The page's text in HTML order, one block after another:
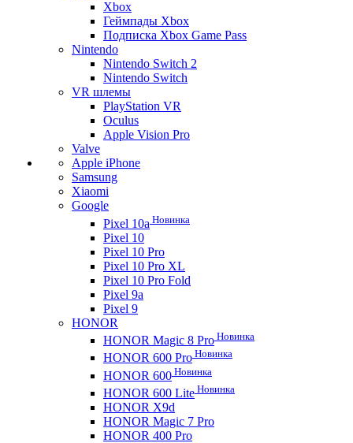
Xbox
Геймпады Xbox
Подписка Xbox Game Pass
Nintendo
Nintendo Switch 2
Nintendo Switch
VR шлемы
PlayStation VR
Oculus
Apple Vision Pro
Valve
Apple iPhone
Samsung
Xiaomi
Google
Pixel 10a Новинка
Pixel 10
Pixel 10 Pro
Pixel 10 Pro XL
Pixel 10 Pro Fold
Pixel 9a
Pixel 9
HONOR
HONOR Magic 8 Pro Новинка
HONOR 600 Pro Новинка
HONOR 600 Новинка
HONOR 600 Lite Новинка
HONOR X9d
HONOR Magic 7 Pro
HONOR 400 Pro